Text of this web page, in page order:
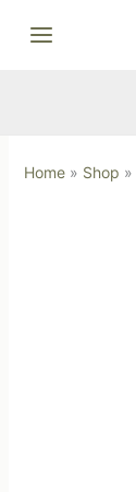
Home» Shop »